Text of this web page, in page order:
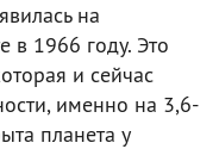
на
в 1966 году. Это
и сейчас
именно на 3,6-
планета у